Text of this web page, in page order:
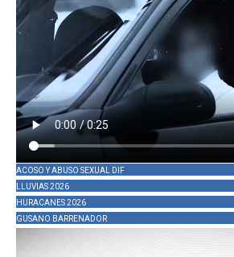
ACOSO Y ABUSO SEXUAL DIF
LLUVIAS 2026
HURACANES 2026
GUSANO BARRENADOR